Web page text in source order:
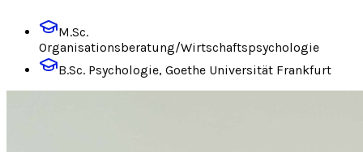
M.Sc.
Organisationsberatung/Wirtschaftspsychologie
B.Sc. Psychologie, Goethe Universität Frankfurt